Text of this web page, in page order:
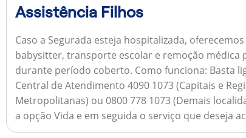
Assistência Filhos
Caso a Segurada esteja hospitalizada,
babysitter, transporte escolar e remoção médica
durante período coberto. Como funciona: Basta
Central de Atendimento 4090 1073 (Capitais e
Metropolitanas) ou 0800 778 1073 (Demais
a opção Vida e em seguida o serviço que deseja